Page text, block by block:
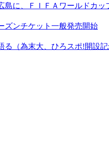
島に、ＦＩＦＡワールドカ
ズンチケット一般発売開始
（為末大、ひろスポ!開設記